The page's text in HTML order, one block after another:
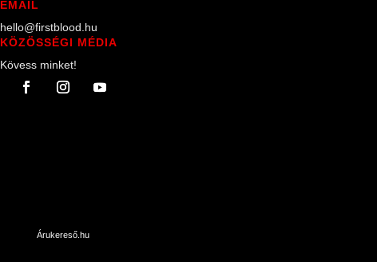
EMAIL
hello@firstblood.hu
KÖZÖSSÉGI MÉDIA
Kövess minket!
Árukereső.hu